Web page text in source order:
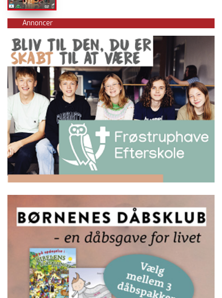
Annoncer